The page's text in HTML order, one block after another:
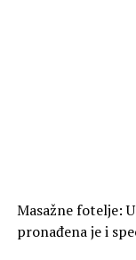
Masažne fotelje:
pronađena je i